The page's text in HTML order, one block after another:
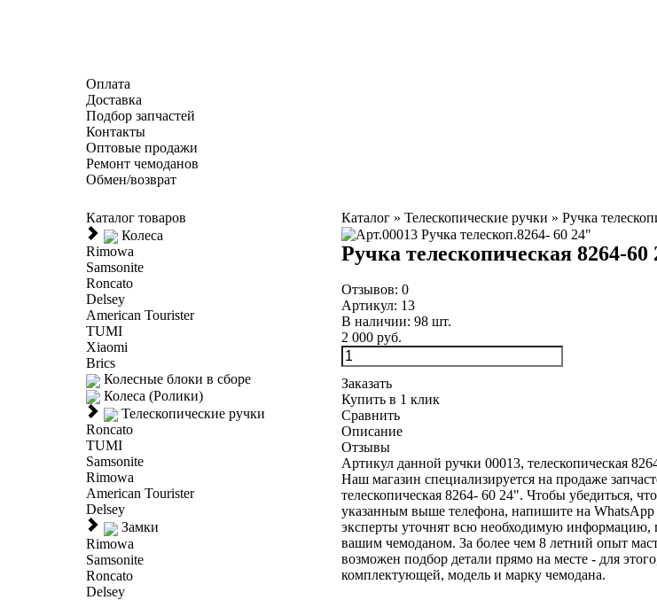
Оплата
Доставка
Подбор запчастей
Контакты
Оптовые продажи
Ремонт чемоданов
Обмен/возврат
Каталог товаров
Колеса
Rimowa
Samsonite
Roncato
Delsey
American Tourister
TUMI
Xiaomi
Brics
Колесные блоки в сборе
Колеса (Ролики)
Телескопические ручки
Roncato
TUMI
Samsonite
Rimowa
American Tourister
Delsey
Замки
Rimowa
Samsonite
Roncato
Delsey
Каталог» Телескопические ручки » Ручка
Ручка телескопическая 8264-60
Отзывов: 0
Артикул: 13
В наличии: 98шт.
2 000 руб.
Заказать
Купить в 1 клик
Сравнить
Описание
Отзывы
Артикул данной ручки 00013, телескопическая
Наш магазин специализируется на продаже
телескопическая 8264- 60 24". Чтобы убедиться,
указанным выше телефона, напишите на
эксперты уточнят всю необходимую информацию,
вашим чемоданом. За более чем 8 летний опыт
возможен подбор детали прямо на месте - для
комплектующей, модель и марку чемодана.